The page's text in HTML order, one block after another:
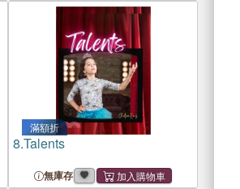
滿額折
8.Talents
無庫存